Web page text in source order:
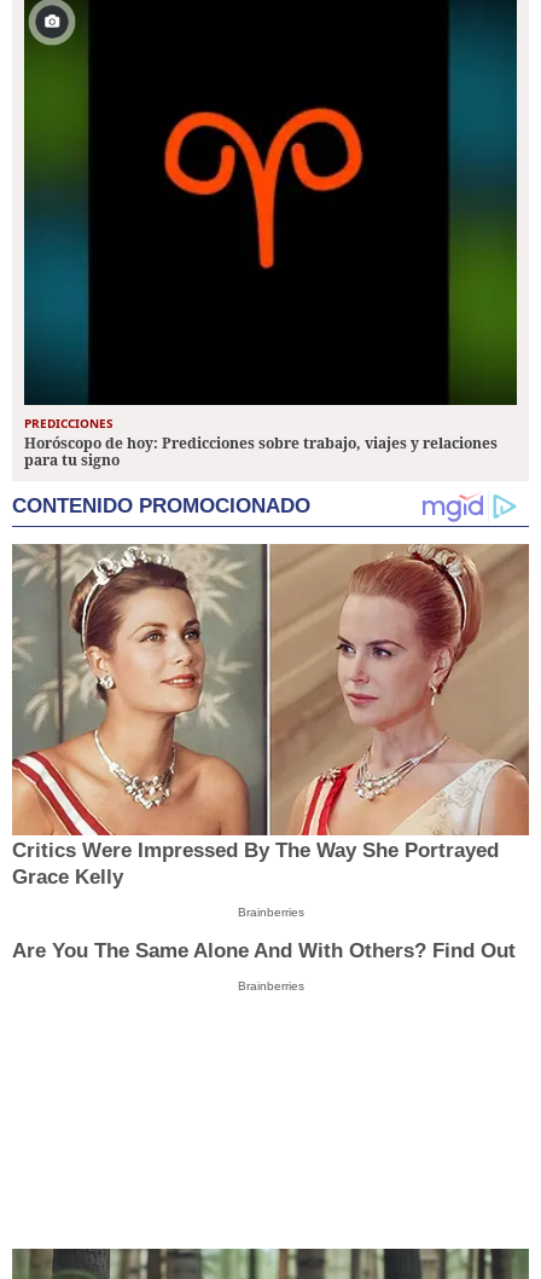
PREDICCIONES
Horóscopo de hoy: Predicciones sobre trabajo, viajes y relaciones
para tu signo
CONTENIDO PROMOCIONADO
Critics Were Impressed By The Way She Portrayed
Grace Kelly
Brainberries
Are You The Same Alone And With Others? Find Out
Brainberries